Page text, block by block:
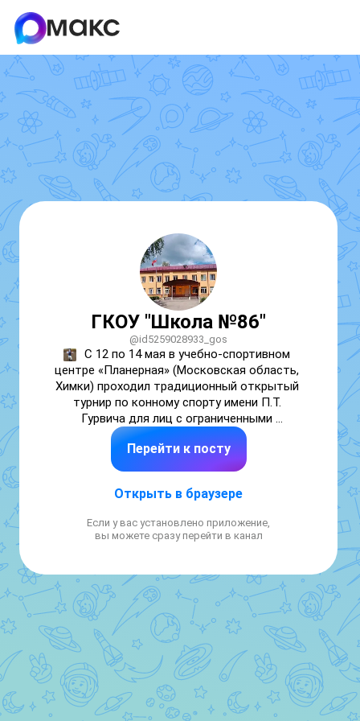
ГКОУ "Школа №86"
@id5259028933_gos
С 12 по 14 мая в учебно-спортивном
центре «Планерная» (Московская область,
Химки) проходил традиционный открытый
турнир по конному спорту имени П.Т.
Гурвича для лиц с ограниченными
возможностями здоровья. Одним из
представителей от Нижегородской области
стала Тарасова Мария (6"А" класс). Мария с
места, уступив более опытной, взрослой
Перейти к посту
Открыть в браузере
Если у вас установлено приложение,
вы можете сразу перейти в канал